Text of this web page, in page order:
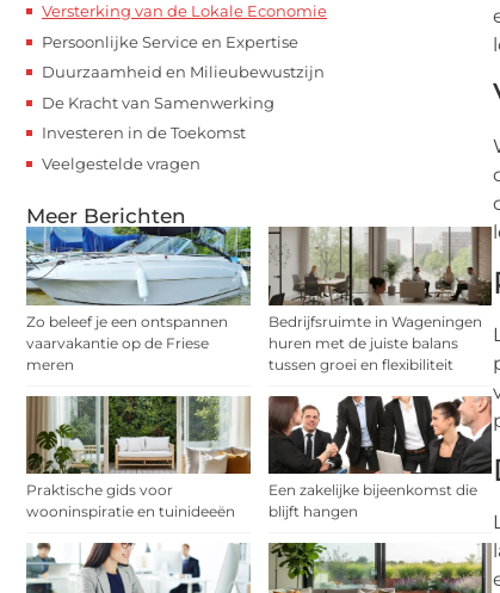
Versterking van de Lokale Economie
Persoonlijke Service en Expertise
Duurzaamheid en Milieubewustzijn
De Kracht van Samenwerking
Investeren in de Toekomst
Veelgestelde vragen
Meer Berichten
Zo beleef je een ontspannen
vaarvakantie op de Friese
meren
Bedrijfsruimte in Wageningen
huren met de juiste balans
tussen groei en flexibiliteit
Praktische gids voor
wooninspiratie en tuinideeën
Een zakelijke bijeenkomst die
blijft hangen